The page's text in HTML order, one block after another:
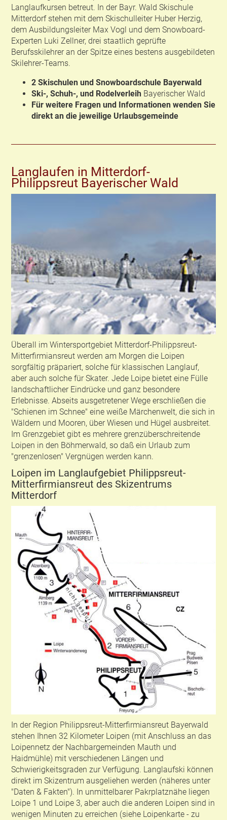
Langlaufkursen betreut. In der Bayr. Wald Skischule
Mitterdorf stehen mit dem Skischulleiter Huber Herzig,
dem Ausbildungsleiter Max Vogl und dem Snowboard-
Experten Luki Zellner, drei staatlich geprüfte
Berufsskilehrer an der Spitze eines bestens ausgebildeten
Skilehrer-Teams.
2 Skischulen und Snowboardschule Bayerwald
Ski-, Schuh-, und Rodelverleih Bayerischer Wald
Für weitere Fragen und Informationen wenden Sie
direkt an die jeweilige Urlaubsgemeinde
Langlaufen in Mitterdorf-
Philippsreut Bayerischer Wald
Überall im Wintersportgebiet Mitterdorf-Philippsreut-
Mitterfirmiansreut werden am Morgen die Loipen
sorgfältig präpariert, solche für klassischen Langlauf,
aber auch solche für Skater. Jede Loipe bietet eine Fülle
landschaftlicher Eindrücke und ganz besondere
Erlebnisse. Abseits ausgetretener Wege erschließen die
"Schienen im Schnee" eine weiße Märchenwelt, die sich in
Wäldern und Mooren, über Wiesen und Hügel ausbreitet.
Im Grenzgebiet gibt es mehrere grenzüberschreitende
Loipen in den Böhmerwald, so daß ein Urlaub zum
"grenzenlosen" Vergnügen werden kann.
Loipen im Langlaufgebiet Philippsreut-
Mitterfirmiansreut des Skizentrums
Mitterdorf
In der Region Philippsreut-Mitterfirmiansreut Bayerwald
stehen Ihnen 32 Kilometer Loipen (mit Anschluss an das
Loipennetz der Nachbargemeinden Mauth und
Haidmühle) mit verschiedenen Längen und
Schwierigkeitsgraden zur Verfügung. Langlaufski können
direkt im Skizentrum ausgeliehen werden (näheres unter
"Daten & Fakten"). In unmittelbarer Pakrplatznähe liegen
Loipe 1 und Loipe 3, aber auch die anderen Loipen sind in
wenigen Minuten zu erreichen (siehe Loipenkarte - zu